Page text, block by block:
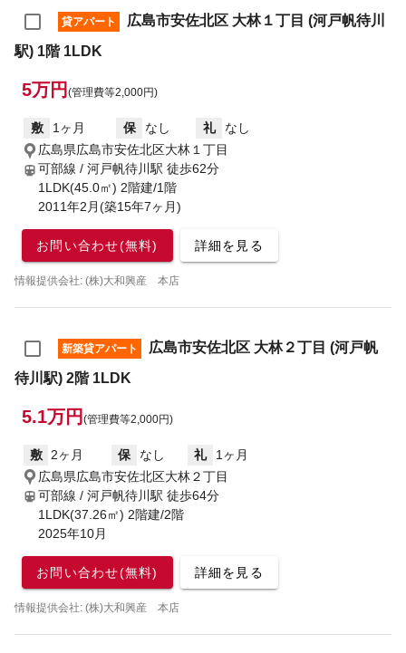
貸アパート
広島市安佐北区 大林１丁目 (河戸帆待川
駅) 1階 1LDK
5万円 (管理費等2,000円)
敷 1ヶ月 保 なし 礼
なし
広島県広島市安佐北区大林１丁目
可部線 / 河戸帆待川駅 徒歩62分
1LDK(45.0㎡) 2階建/1階
2011年2月(築15年7ヶ月)
お問い合わせ(無料) 詳細を見る
情報提供会社: (株)大和興産 本店
新築貸アパート
広島市安佐北区 大林２丁目 (河戸帆
待川駅) 2階 1LDK
5.1万円 (管理費等2,000円)
敷 2ヶ月 保 なし 礼
1ヶ月
広島県広島市安佐北区大林２丁目
可部線 / 河戸帆待川駅 徒歩64分
1LDK(37.26㎡) 2階建/2階
2025年10月
お問い合わせ(無料) 詳細を見る
情報提供会社: (株)大和興産 本店